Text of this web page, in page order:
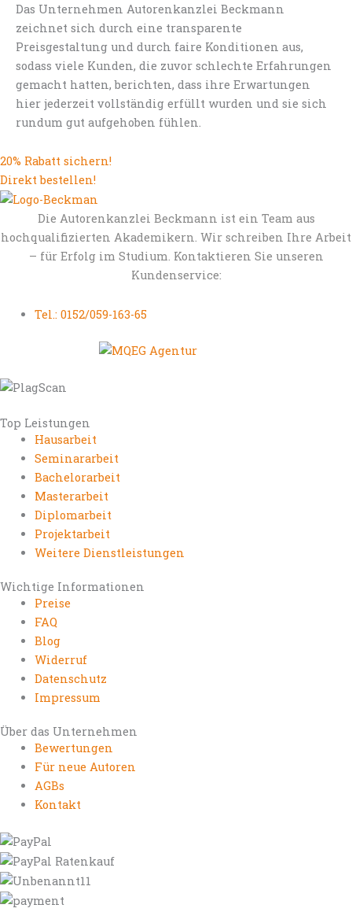
Das Unternehmen Autorenkanzlei Beckmann
zeichnet sich durch eine transparente
Preisgestaltung und durch faire Konditionen aus,
sodass viele Kunden, die zuvor schlechte Erfahrungen
gemacht hatten, berichten, dass ihre Erwartungen
hier jederzeit vollständig erfüllt wurden und sie sich
rundum gut aufgehoben fühlen.
20% Rabatt sichern!
Direkt bestellen!
Die Autorenkanzlei Beckmann ist ein Team aus
hochqualifizierten Akademikern. Wir schreiben Ihre Arbeit
– für Erfolg im Studium. Kontaktieren Sie unseren
Kundenservice:
Tel.: 0152/059-163-65
Top Leistungen
Hausarbeit
Seminararbeit
Bachelorarbeit
Masterarbeit
Diplomarbeit
Projektarbeit
Weitere Dienstleistungen
Wichtige Informationen
Preise
FAQ
Blog
Widerruf
Datenschutz
Impressum
Über das Unternehmen
Bewertungen
Für neue Autoren
AGBs
Kontakt